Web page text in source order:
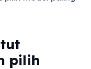
pilih